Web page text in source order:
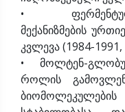
• ფერმენტულ
მექანიზმების
კვლევა (1984-1991,
• მოლტენ-
როლის